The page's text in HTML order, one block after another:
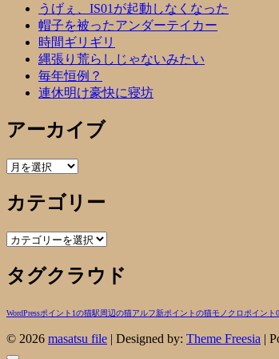
うげぇ、IS01が起動しなくなった
帽子を被ったアンダーテイカー
時間ギリギリ
縄張り荒らしじゃないみたい
毎年恒例？
連休明け豪快に寝坊
アーカイブ
ア
カ
イ
ブ
カテゴリー
カ
ゴ
リ
タグクラウド
WordPressポイント1の猫駅周辺の猫アルフ新ポイントの猫モノクロ ポイント
© 2026 masatsu file | Designed by: Theme Freesia |